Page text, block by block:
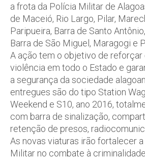
a frota da Polícia Militar de
de Maceió, Rio Largo, Pilar,
Paripueira, Barra de Santo
Barra de São Miguel, Maragogi e
A ação tem o objetivo de reforçar
violência em todo o Estado e
a segurança da sociedade
entregues são do tipo Station
Weekend e S10, ano 2016,
com barra de sinalização,
retenção de presos,
As novas viaturas irão fortalecer
Militar no combate à